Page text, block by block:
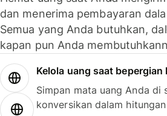
dan menerima pembayaran
Semua yang Anda butuhkan,
kapan pun Anda
Kelola uang saat bepergian
Simpan mata uang Anda di
konversikan dalam